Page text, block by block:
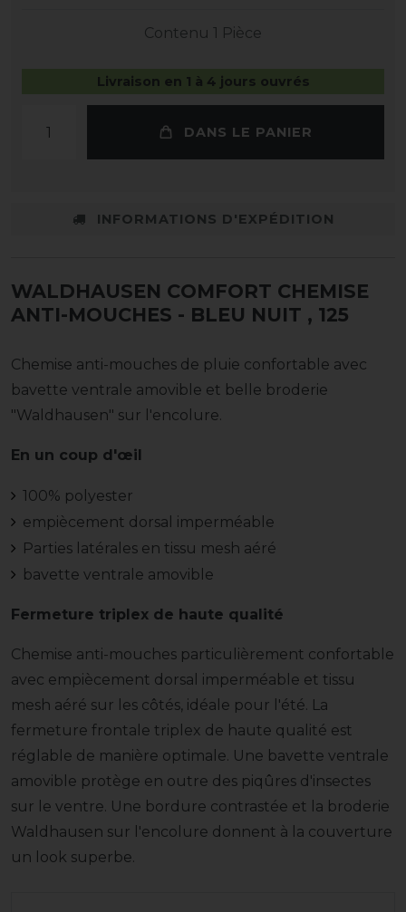
Contenu 1 Pièce
Livraison en 1 à 4 jours ouvrés
DANS LE PANIER
INFORMATIONS D'EXPÉDITION
WALDHAUSEN COMFORT CHEMISE
ANTI-MOUCHES - BLEU NUIT , 125
Chemise anti-mouches de pluie confortable avec
bavette ventrale amovible et belle broderie
"Waldhausen" sur l'encolure.
En un coup d'œil
100% polyester
empiècement dorsal imperméable
Parties latérales en tissu mesh aéré
bavette ventrale amovible
Fermeture triplex de haute qualité
Chemise anti-mouches particulièrement confortable
avec empiècement dorsal imperméable et tissu
mesh aéré sur les côtés, idéale pour l'été. La
fermeture frontale triplex de haute qualité est
réglable de manière optimale. Une bavette ventrale
amovible protège en outre des piqûres d'insectes
sur le ventre. Une bordure contrastée et la broderie
Waldhausen sur l'encolure donnent à la couverture
un look superbe.